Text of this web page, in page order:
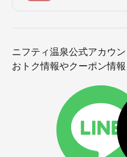
ニフティ温泉公式アカウ
おトク情報やクーポン情